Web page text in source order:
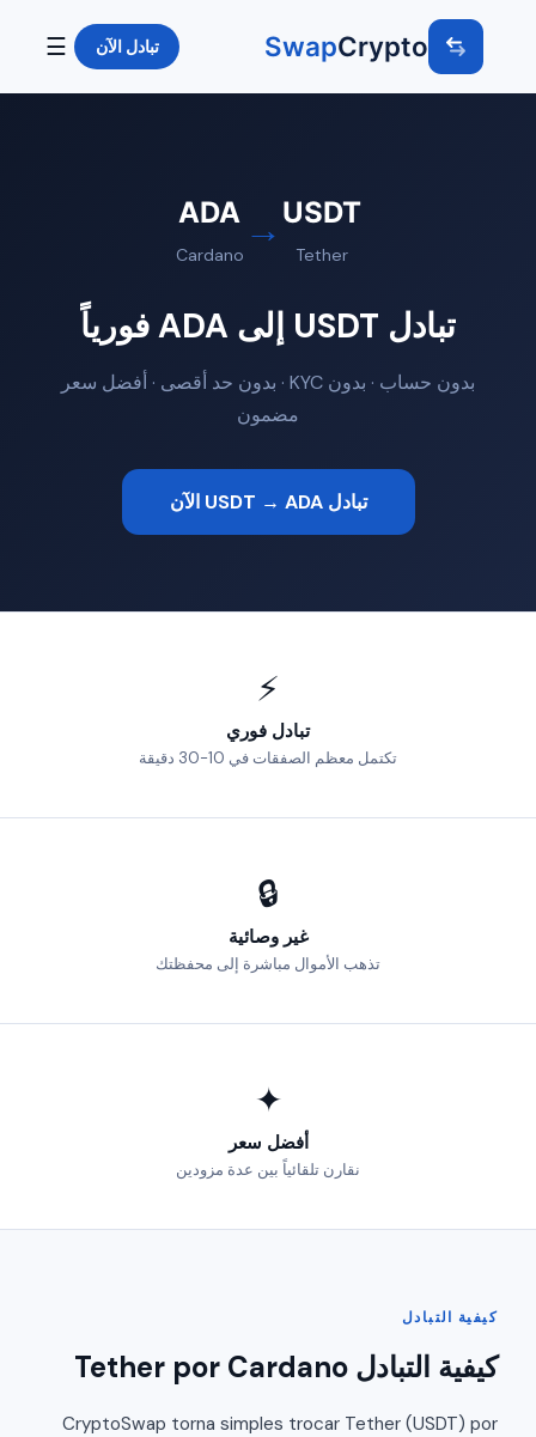
Crypto
Swap تبادل الآن ☰
USDT
Tether
→
ADA
Cardano
تبادل USDT إلى ADA فورياً
بدون حساب · بدون KYC · بدون حد أقصى · أفضل سعر
مضمون
تبادل USDT → ADA الآن
⚡
تبادل فوري
تكتمل معظم الصفقات في 10-30 دقيقة
🔒
غير وصائية
تذهب الأموال مباشرة إلى محفظتك
✦
أفضل سعر
نقارن تلقائياً بين عدة مزودين
كيفية التبادل
كيفية التبادل Tether por Cardano
CryptoSwap torna simples trocar Tether (USDT) por